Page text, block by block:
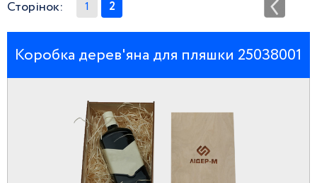
Сторінок: 1 2
Коробка дерев'яна для пляшки 25038001